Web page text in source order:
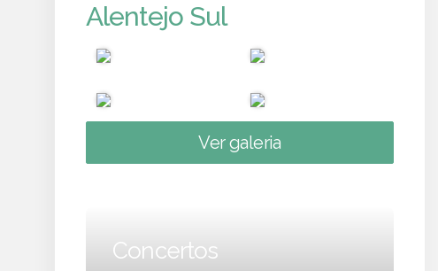
Alentejo Sul
Ver galeria
Concertos